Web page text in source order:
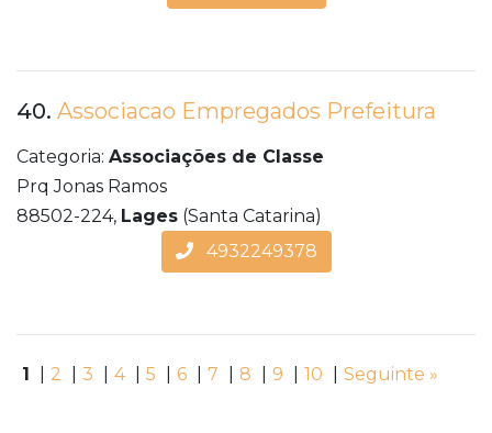
40. Associacao Empregados Prefeitura
Categoria: Associações de Classe
Prq Jonas Ramos
88502-224, Lages (Santa Catarina)
4932249378
1 2 3 4 5 6 7 8 9 10 Seguinte »